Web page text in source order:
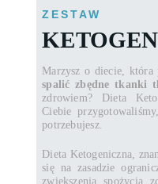
ZESTAW
Marzysz o diecie, która
spalić zbędne tkanki
zdrowiem? Dieta
Ciebie
potrzebujesz.
Dieta Ketogeniczna,
się na zasadzie
zwiększenia spożycia